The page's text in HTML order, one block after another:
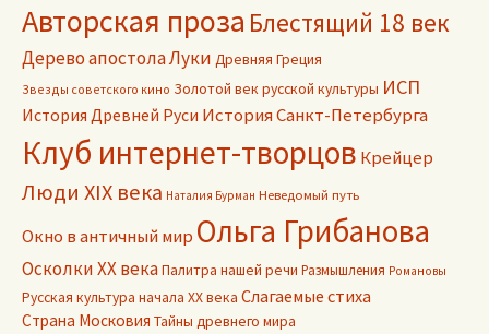
Авторская проза Блестящий 18 век
Дерево апостола Луки Древняя Греция
Звезды советского кино Золотой век русской культуры ИСП
История Древней Руси История Санкт-Петербурга
Клуб интернет-творцов Крейцер
Люди XIX века Наталия Бурман Неведомый путь
Окно в античный мир Ольга Грибанова
Осколки ХХ векаПалитра нашей речи Размышления Романовы
Русская культура начала ХХ века Слагаемые стиха
Страна Московия Тайны древнего мира